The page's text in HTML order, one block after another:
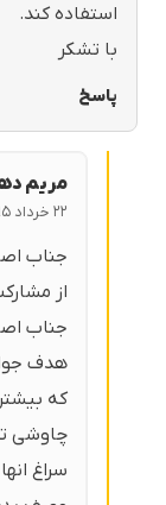
استفاده کند.
با تشکر
پاسخ
مریم
۲۲ خرداد ۱۳۹۵ در ۱۲:۲۸ بعد از ظهر
جناب
از
جناب
هدف
که
چاوشی
سراغ